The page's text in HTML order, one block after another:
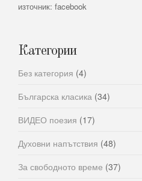
източник: facebook
Категории
Без категория (4)
Българска класика (34)
ВИДЕО поезия (17)
Духовни напътствия (48)
За свободното време (37)